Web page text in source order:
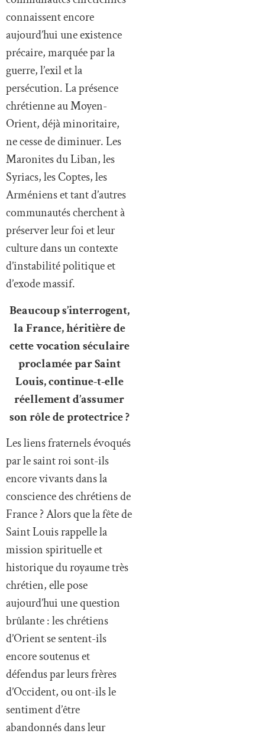
connaissent encore
aujourd’hui une existence
précaire, marquée par la
guerre, l’exil et la
persécution. La présence
chrétienne au Moyen-
Orient, déjà minoritaire,
ne cesse de diminuer. Les
Maronites du Liban, les
Syriacs, les Coptes, les
Arméniens et tant d’autres
communautés cherchent à
préserver leur foi et leur
culture dans un contexte
d’instabilité politique et
d’exode massif.
Beaucoup s’interrogent,
la France, héritière de
cette vocation séculaire
proclamée par Saint
Louis, continue-t-elle
réellement d’assumer
son rôle de protectrice ?
Les liens fraternels évoqués
par le saint roi sont-ils
encore vivants dans la
conscience des chrétiens de
France ? Alors que la fête de
Saint Louis rappelle la
mission spirituelle et
historique du royaume très
chrétien, elle pose
aujourd’hui une question
brûlante : les chrétiens
d’Orient se sentent-ils
encore soutenus et
défendus par leurs frères
d’Occident, ou ont-ils le
sentiment d’être
abandonnés dans leur